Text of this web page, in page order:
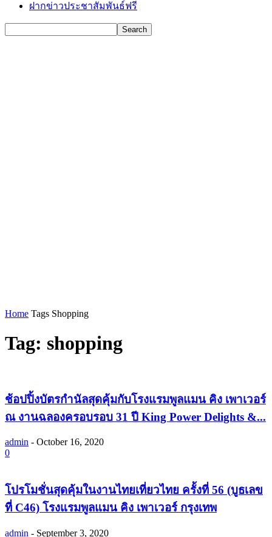
ฝากข่าวประชาสัมพันธ์ฟรี
Home Tags Shopping
Tag: shopping
ช้อปปิ้งบัตรกำนัลสุดคุ้มกับโรงแรมพูลแมน คิง เพาเวอร์
ณ งานฉลองครอบรอบ 31 ปี King Power Delights &...
admin - October 16, 2020
0
โปรโมชั่นสุดคุ้มในงานไทยเที่ยวไทย ครั้งที่ 56 (บูธเลข
ที่ C46) โรงแรมพูลแมน คิง เพาเวอร์ กรุงเทพ
admin - September 3, 2020